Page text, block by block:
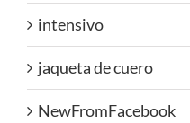
intensivo
jaqueta de cuero
NewFromFacebook